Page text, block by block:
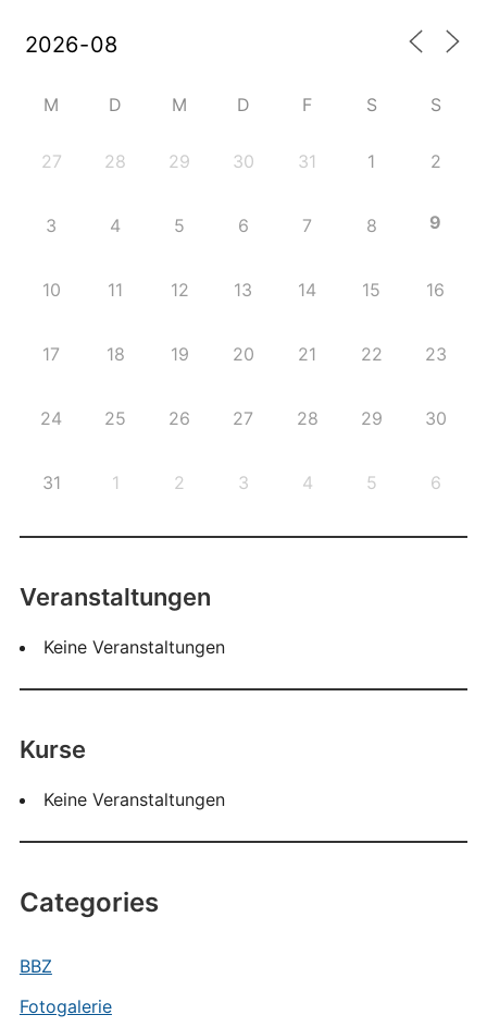
M D M D F S S
27 28 29 30 31 1 2
3 4 5 6 7 8 9
10 11 12 13 14 15 16
17 18 19 20 21 22 23
24 25 26 27 28 29 30
31 1 2 3 4 5 6
Veranstaltungen
Keine Veranstaltungen
Kurse
Keine Veranstaltungen
Categories
BBZ
Fotogalerie